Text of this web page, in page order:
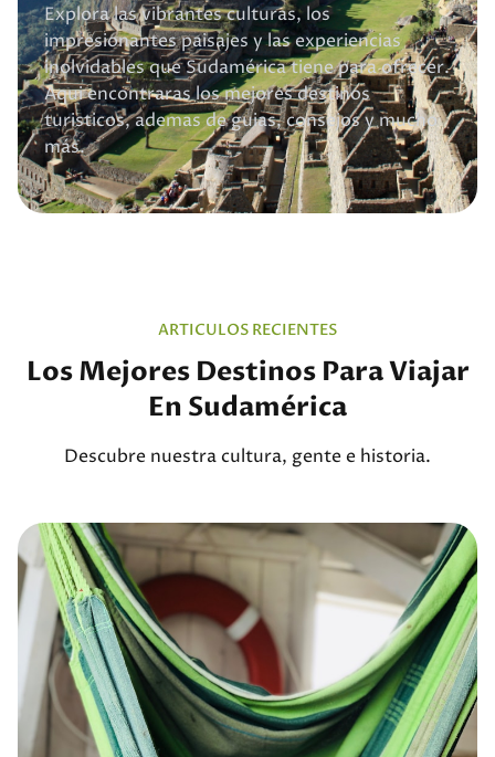
Explora las vibrantes culturas, los
impresionantes paisajes y las experiencias
inolvidables que Sudamérica tiene para ofrecer.
Aqui encontraras los mejores destinos
turisticos, ademas de guias, consejos y mucho
más.
ARTICULOS RECIENTES
Los Mejores Destinos Para Viajar
En Sudamérica
Descubre nuestra cultura, gente e historia.